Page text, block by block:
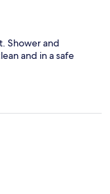
Shower and
and in a safe